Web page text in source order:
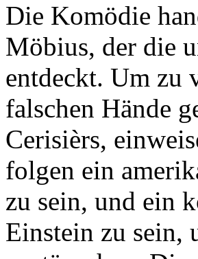
Die Komödie
Möbius, der die
entdeckt. Um zu
falschen Hände
Cerisièrs,
folgen ein
zu sein, und ein
Einstein zu sein,